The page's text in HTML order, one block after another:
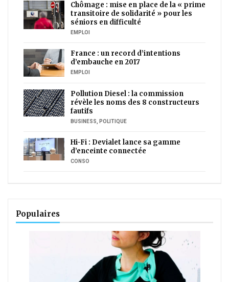
Chômage : mise en place de la « prime
transitoire de solidarité » pour les
séniors en difficulté
EMPLOI
France : un record d’intentions
d’embauche en 2017
EMPLOI
Pollution Diesel : la commission
révèle les noms des 8 constructeurs
fautifs
BUSINESS POLITIQUE
Hi-Fi : Devialet lance sa gamme
d’enceinte connectée
CONSO
Populaires